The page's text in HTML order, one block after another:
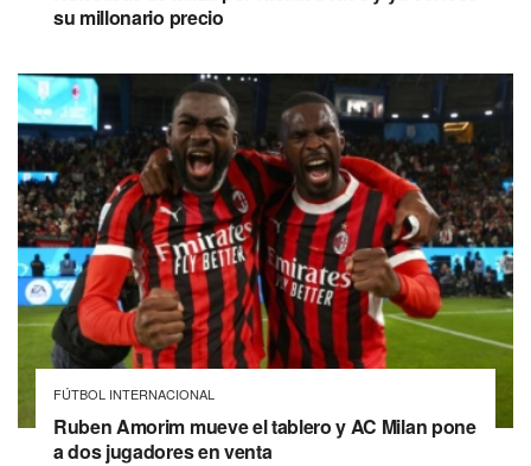
su millonario precio
FÚTBOL INTERNACIONAL
Ruben Amorim mueve el tablero y AC Milan pone
a dos jugadores en venta